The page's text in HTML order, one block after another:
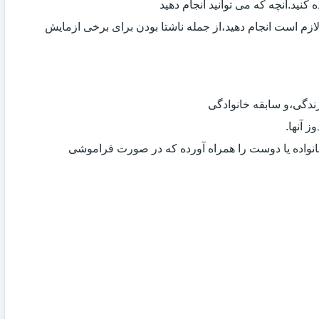
که می توانید انجام دهید
است انجام دهید،از جمله ناشتا بودن برای برخی ازمایش
سابقه خانوادگی
آنها.
یا دوست را همراه آورده که در صورت فراموشی